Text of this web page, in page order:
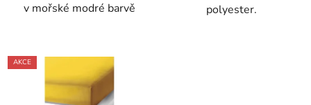
v mořské modré barvě
polyester.
AKCE